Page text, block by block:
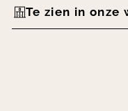
Te zien in onze